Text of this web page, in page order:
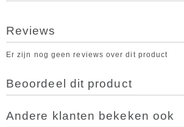
Reviews
Er zijn nog geen reviews over dit product
Beoordeel dit product
Andere klanten bekeken ook